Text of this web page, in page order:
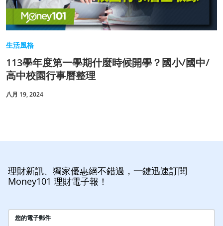
生活風格
113學年度第一學期什麼時候開學？國小/國中/
高中校園行事曆整理
八月 19, 2024
理財新訊、獨家優惠絕不錯過，一鍵迅速訂閱
Money101 理財電子報！